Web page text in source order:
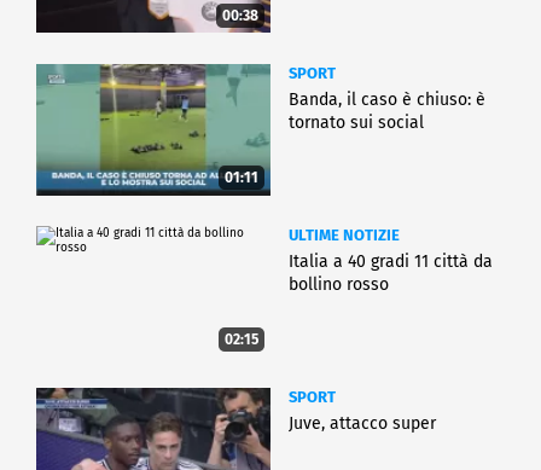
00:38
01:11
SPORT
Banda, il caso è chiuso: è
tornato sui social
02:15
ULTIME NOTIZIE
Italia a 40 gradi 11 città da
bollino rosso
SPORT
Juve, attacco super